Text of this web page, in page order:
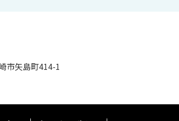
市矢島町414-1